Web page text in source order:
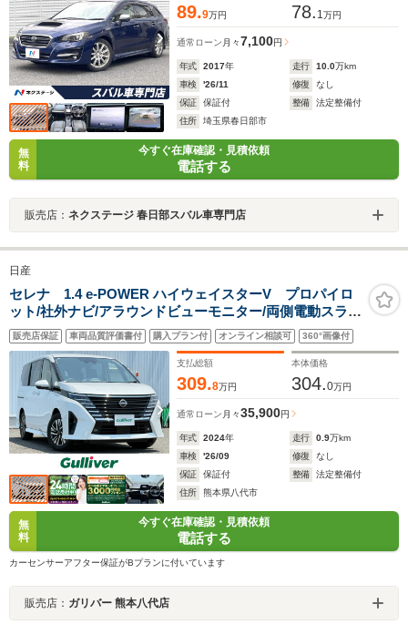
89.9万円 78. 1万円
通常ローン 月々7,100円
年式 2017年 走行 10.0万km
車検
'26/11 修復
なし
保証
保証付 整備
法定整備付
住所
埼玉県春日部市
無
料
今すぐ在庫確認・見積依頼
電話する
販売店： ネクステージ 春日部スバル車専門店
日産
セレナ 1.4 e-POWER ハイウェイスターV プロパイロ
ット/社外ナビ/アラウンドビューモニター/両側電動スライ
ド/ハンズフリー開閉/追従クルーズコントロール/LEDオー
トライト/デジタルインナーミラー/ETC/16AW/禁煙車
販売店保証 車両品質評価書付 購入プラン付 オンライン相談可 360°画像付
支払総額
309.8万円
本体価格
304.0万円
通常ローン 月々35,900円
年式 2024年 走行 0.9万km
車検
'26/09 修復
なし
保証
保証付 整備
法定整備付
住所
熊本県八代市
無
料
今すぐ在庫確認・見積依頼
電話する
カーセンサーアフター保証がBプランに付いています
販売店： ガリバー 熊本八代店